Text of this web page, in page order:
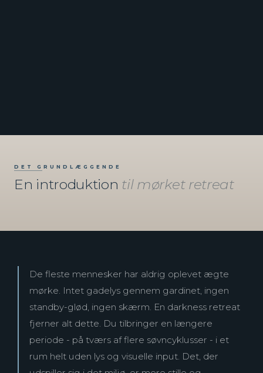
DET GRUNDLÆGGENDE
En introduktion til mørket retreat
De fleste mennesker har aldrig oplevet ægte
mørke. Intet gadelys gennem gardinet, ingen
standby-glød, ingen skærm. En darkness retreat
fjerner alt dette. Du tilbringer en længere
periode - på tværs af flere søvncyklusser - i et
rum helt uden lys og visuelle input. Det, der